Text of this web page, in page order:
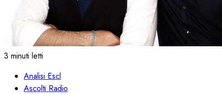
3 minuti letti
Analisi Escl
Ascolti Radio